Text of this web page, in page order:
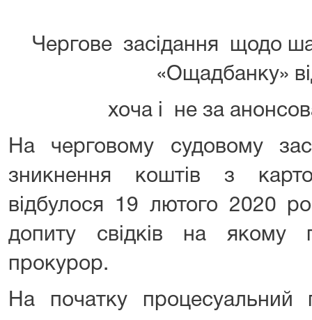
Чергове засідання щодо
«Ощадбанку»
хоча і не за
На черговому судовому
зникнення коштів з
відбулося 19 лютого 2020
допиту свідків на якому
прокурор.
На початку процесуальний